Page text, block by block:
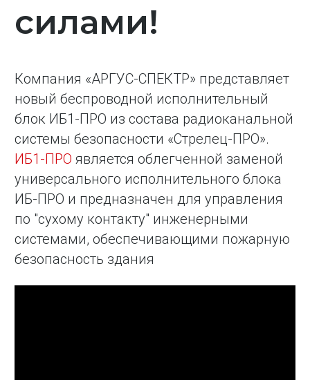
силами!
Компания «АРГУС-СПЕКТР» представляет
новый беспроводной исполнительный
блок ИБ1-ПРО из состава радиоканальной
системы безопасности «Стрелец-ПРО».
ИБ1-ПРО является облегченной заменой
универсального исполнительного блока
ИБ-ПРО и предназначен для управления
по "сухому контакту" инженерными
системами, обеспечивающими пожарную
безопасность здания